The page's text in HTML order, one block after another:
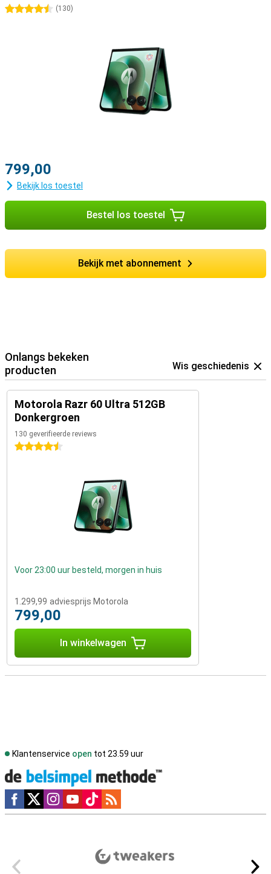
4.5 sterren
(130)
799,00
Bekijk los toestel
Bestel los toestel
Bekijk met abonnement
Onlangs bekeken
producten
Wis geschiedenis
Motorola Razr 60 Ultra 512GB
Donkergroen
130 geverifieerde reviews
4.5 sterren
Voor 23:00 uur besteld, morgen in huis
1.299,99 adviesprijs Motorola
799,00
In winkelwagen
Klantenservice open tot 23.59 uur
Social media